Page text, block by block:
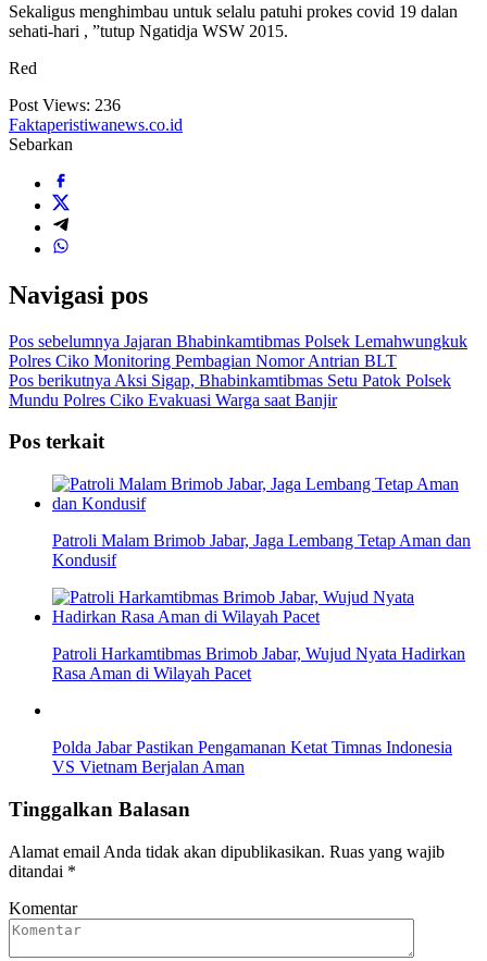
Sekaligus menghimbau untuk selalu patuhi prokes covid 19 dalan
sehati-hari , ”tutup Ngatidja WSW 2015.
Red
Post Views: 236
Faktaperistiwanews.co.id
Sebarkan
Navigasi pos
Pos sebelumnya Jajaran Bhabinkamtibmas Polsek Lemahwungkuk
Polres Ciko Monitoring Pembagian Nomor Antrian BLT
Pos berikutnya Aksi Sigap, Bhabinkamtibmas Setu Patok Polsek
Mundu Polres Ciko Evakuasi Warga saat Banjir
Pos terkait
Patroli Malam Brimob Jabar, Jaga Lembang Tetap Aman dan
Kondusif
Patroli Harkamtibmas Brimob Jabar, Wujud Nyata Hadirkan
Rasa Aman di Wilayah Pacet
Polda Jabar Pastikan Pengamanan Ketat Timnas Indonesia
VS Vietnam Berjalan Aman
Tinggalkan Balasan
Alamat email Anda tidak akan dipublikasikan. Ruas yang wajib
ditandai *
Komentar